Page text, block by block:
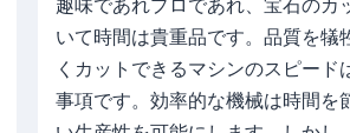
趣味であれプロであれ、宝石のカ
いて時間は貴重品です。品質を犠
くカットできるマシンのスピード
事項です。効率的な機械は時間を